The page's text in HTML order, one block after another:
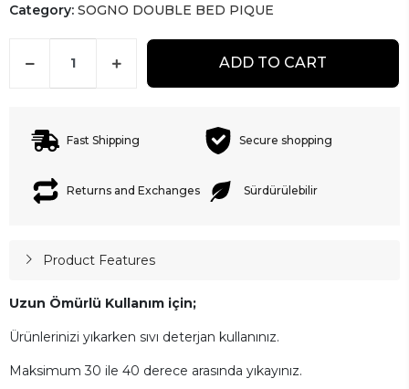
Category: SOGNO DOUBLE BED PIQUE
ADD TO CART
Fast Shipping Secure shopping
Returns and Exchanges Sürdürülebilir
Product Features
Uzun Ömürlü Kullanım için;
Ürünlerinizi yıkarken sıvı deterjan kullanınız.
Maksimum 30 ile 40 derece arasında yıkayınız.